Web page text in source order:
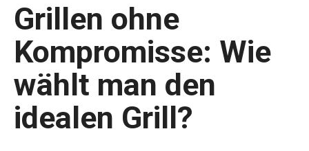
Grillen ohne
Kompromisse: Wie
wählt man den
idealen Grill?